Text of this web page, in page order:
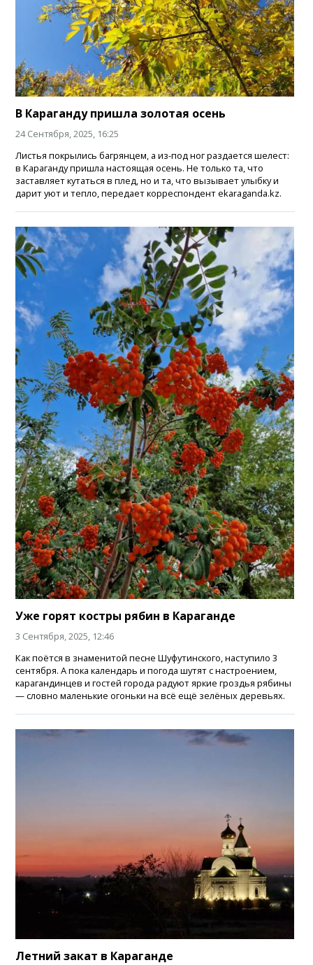
В Караганду пришла золотая осень
24 Сентября, 2025, 16:25
Листья покрылись багрянцем, а из-под ног раздается шелест:
в Караганду пришла настоящая осень. Не только та, что
заставляет кутаться в плед, но и та, что вызывает улыбку и
дарит уют и тепло, передает корреспондент ekaraganda.kz.
Уже горят костры рябин в Караганде
3 Сентября, 2025, 12:46
Как поётся в знаменитой песне Шуфутинского, наступило 3
сентября. А пока календарь и погода шутят с настроением,
карагандинцев и гостей города радуют яркие гроздья рябины
— словно маленькие огоньки на всё ещё зелёных деревьях.
Летний закат в Караганде